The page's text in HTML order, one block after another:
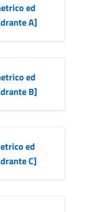
ed
A]
ed
B]
ed
C]